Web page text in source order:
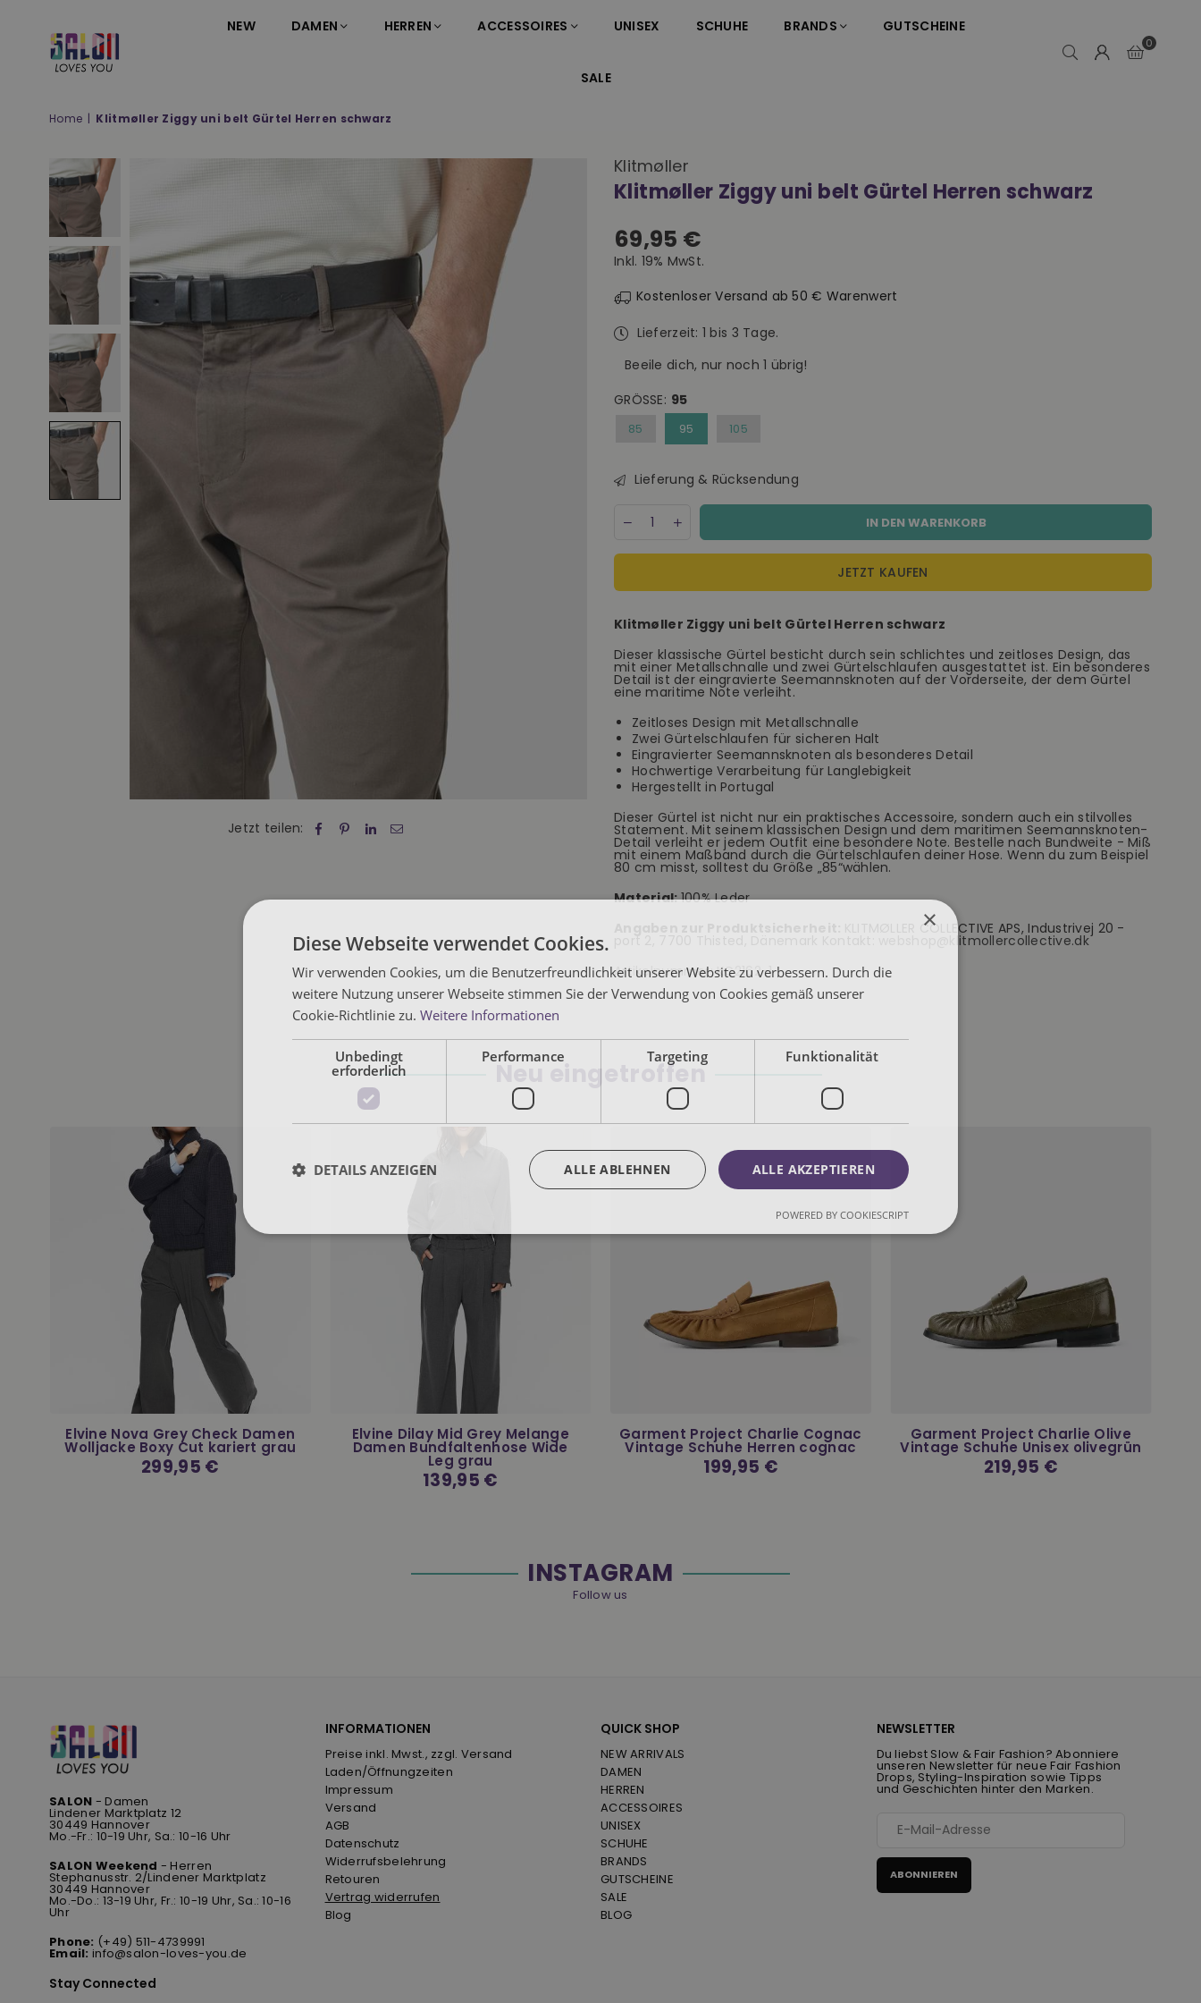
YOU
NEW DAMEN HERREN ACCESSOIRES UNISEX SCHUHE BRANDS GUTSCHEINE
SALE
0
Home | Klitmøller Ziggy uni belt Gürtel Herren schwarz
Jetzt teilen:
Klitmøller
Klitmøller Ziggy uni belt Gürtel Herren schwarz
Normaler
Preis
69,95 €
Inkl. 19% MwSt.
Kostenloser Versand ab 50 € Warenwert
Lieferzeit: 1 bis 3 Tage.
Beeile dich, nur noch1 übrig!
GRÖSSE: 95
85 95 105
Lieferung & Rücksendung
Decrease
for
Gürtel
schwarz
Increase
quantity
for
Gürtel
schwarz
IN DEN WARENKORB
JETZT KAUFEN
Klitmøller Ziggy uni belt Gürtel Herren schwarz
Dieser klassische Gürtel besticht durch sein schlichtes und zeitloses Design, das
mit einer Metallschnalle und zwei Gürtelschlaufen ausgestattet ist. Ein besonderes
Detail ist der eingravierte Seemannsknoten auf der Vorderseite, der dem Gürtel
eine maritime Note verleiht.
Zeitloses Design mit Metallschnalle
Zwei Gürtelschlaufen für sicheren Halt
Eingravierter Seemannsknoten als besonderes Detail
Hochwertige Verarbeitung für Langlebigkeit
Hergestellt in Portugal
Dieser Gürtel ist nicht nur ein praktisches Accessoire, sondern auch ein stilvolles
Statement. Mit seinem klassischen Design und dem maritimen Seemannsknoten-
Detail verleiht er jedem Outfit eine besondere Note. Bestelle nach Bundweite - Miß
mit einem Maßband durch die Gürtelschlaufen deiner Hose. Wenn du zum Beispiel
80 cm misst, solltest du Größe „85“wählen.
Material:100% Leder
KLITMØLLER COLLECTIVE APS, Industrivej 20 -
webshop@klitmollercollective.dk
Artikelnummer:KC2162-1
Neu eingetroffen
Elvine Nova Grey Check Damen
Wolljacke Boxy Cut kariert grau
Normaler
Preis
299,95 €
Elvine Dilay Mid Grey Melange
Damen Bundfaltenhose Wide
Leg grau
Normaler
Preis
139,95 €
Garment Project Charlie Cognac
Vintage Schuhe Herren cognac
Normaler
Preis
199,95 €
Garment Project Charlie Olive
Vintage Schuhe Unisex olivegrün
Normaler
Preis
219,95 €
INSTAGRAM
Follow us
SALON - Damen
Lindener Marktplatz 12
30449 Hannover
Mo.-Fr.: 10-19 Uhr, Sa.: 10-16 Uhr
SALON Weekend - Herren
Stephanusstr. 2/Lindener Marktplatz
30449 Hannover
Mo.-Do.: 13-19 Uhr, Fr.: 10-19 Uhr, Sa.: 10-16
Uhr
Phone: (+49) 511-4739991
Email: info@salon-loves-you.de
Stay Connected
INFORMATIONEN
Preise inkl. Mwst., zzgl. Versand
Laden/Öffnungzeiten
Impressum
Versand
AGB
Datenschutz
Widerrufsbelehrung
Retouren
Vertrag widerrufen
Blog
QUICK SHOP
NEW ARRIVALS
DAMEN
HERREN
ACCESSOIRES
UNISEX
SCHUHE
BRANDS
GUTSCHEINE
SALE
BLOG
NEWSLETTER
Du liebst Slow & Fair Fashion? Abonniere
unseren Newsletter für neue Fair Fashion
Drops, Styling-Inspiration sowie Tipps
und Geschichten hinter den Marken.
ABONNIEREN
×
Diese Webseite verwendet Cookies.
Wir verwenden Cookies, um die Benutzerfreundlichkeit unserer Website zu verbessern. Durch die
weitere Nutzung unserer Webseite stimmen Sie der Verwendung von Cookies gemäß unserer
Cookie-Richtlinie zu. Weitere Informationen
Unbedingt
erforderlich
Performance Targeting Funktionalität
ALLE AKZEPTIEREN
ALLE ABLEHNEN
DETAILS ANZEIGEN
POWERED BY COOKIESCRIPT